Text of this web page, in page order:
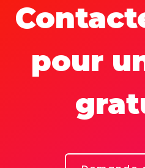
pour